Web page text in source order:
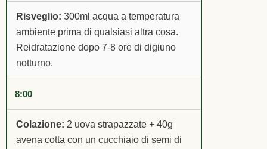
Risveglio: 300ml acqua a temperatura
ambiente prima di qualsiasi altra cosa.
Reidratazione dopo 7-8 ore di digiuno
notturno.
8:00
Colazione: 2 uova strapazzate + 40g
avena cotta con un cucchiaio di semi di